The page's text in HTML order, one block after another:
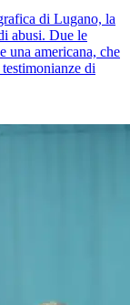
di Lugano, la
abusi. Due le
una americana, che
di